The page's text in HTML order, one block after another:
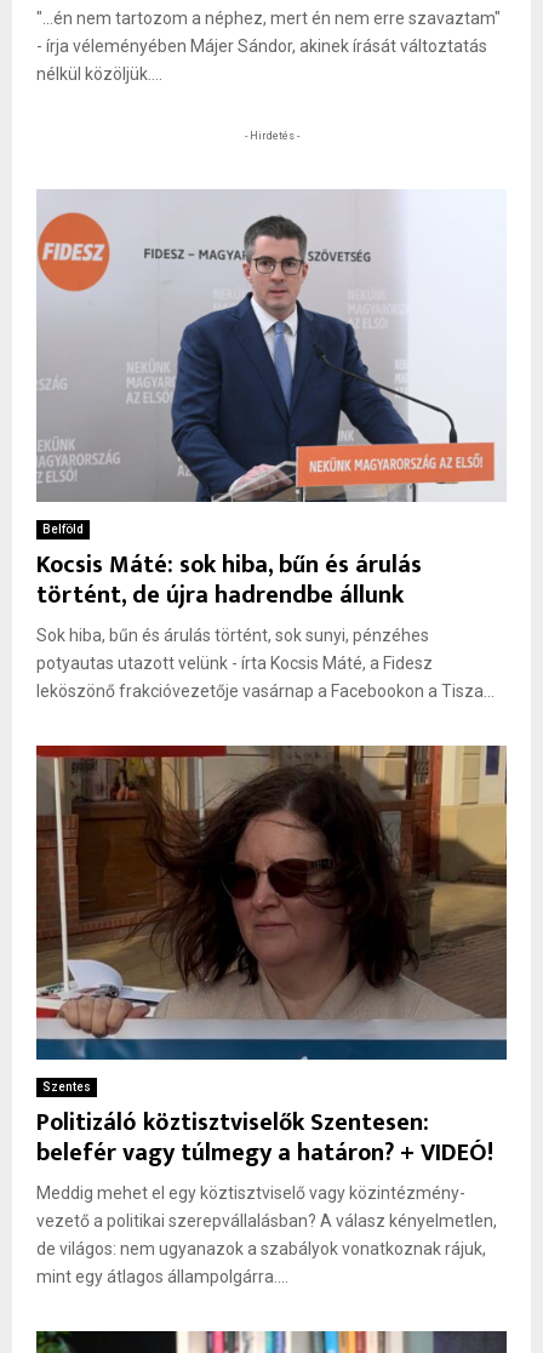
"...én nem tartozom a néphez, mert én nem erre szavaztam"
- írja véleményében Májer Sándor, akinek írását változtatás
nélkül közöljük....
- Hirdetés -
Belföld
Kocsis Máté: sok hiba, bűn és árulás
történt, de újra hadrendbe állunk
Sok hiba, bűn és árulás történt, sok sunyi, pénzéhes
potyautas utazott velünk - írta Kocsis Máté, a Fidesz
leköszönő frakcióvezetője vasárnap a Facebookon a Tisza...
Szentes
Politizáló köztisztviselők Szentesen:
belefér vagy túlmegy a határon? + VIDEÓ!
Meddig mehet el egy köztisztviselő vagy közintézmény-
vezető a politikai szerepvállalásban? A válasz kényelmetlen,
de világos: nem ugyanazok a szabályok vonatkoznak rájuk,
mint egy átlagos állampolgárra....